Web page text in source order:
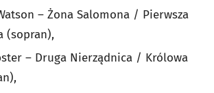
– Żona Salomona / Pierwsza
(sopran),
– Druga Nierządnica / Królowa